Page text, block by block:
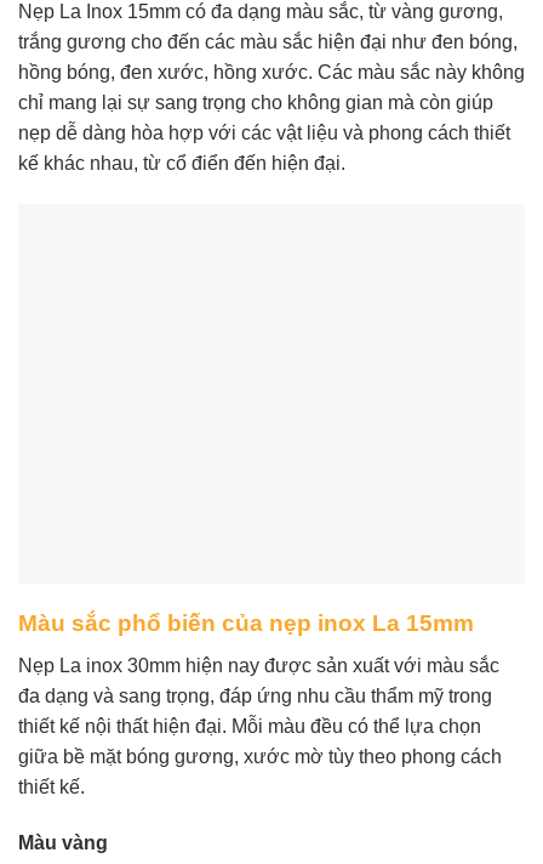
Nẹp La Inox 15mm có đa dạng màu sắc, từ vàng gương,
trắng gương cho đến các màu sắc hiện đại như đen bóng,
hồng bóng, đen xước, hồng xước. Các màu sắc này không
chỉ mang lại sự sang trọng cho không gian mà còn giúp
nẹp dễ dàng hòa hợp với các vật liệu và phong cách thiết
kế khác nhau, từ cổ điển đến hiện đại.
Màu sắc phổ biến của nẹp inox La 15mm
Nẹp La inox 30mm hiện nay được sản xuất với màu sắc
đa dạng và sang trọng, đáp ứng nhu cầu thẩm mỹ trong
thiết kế nội thất hiện đại. Mỗi màu đều có thể lựa chọn
giữa bề mặt bóng gương, xước mờ tùy theo phong cách
thiết kế.
Màu vàng